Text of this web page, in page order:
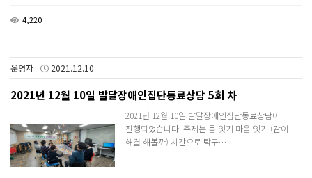
4,220
운영자 2021.12.10
2021년 12월 10일 발달장애인집단동료상담 5회 차
2021년 12월 10일 발달장애인집단동료상담이
진행되었습니다. 주제는 몸 잇기 마음 잇기 (같이
해결 해볼까) 시간으로 탁구…